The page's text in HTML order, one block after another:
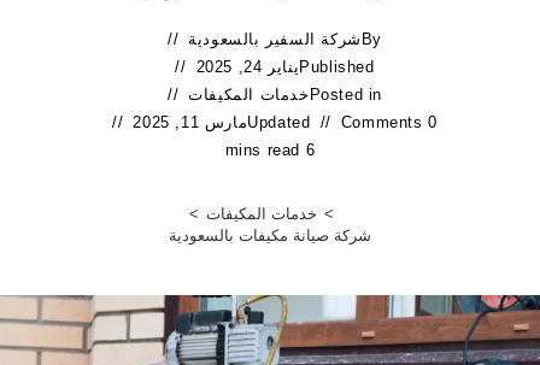
By شركة السفير بالسعودية
Published يناير 24, 2025
Posted in خدمات المكيفات
0 Comments
Updatedمارس 11, 2025
6 mins read
> خدمات المكيفات >
شركة صيانة مكيفات بالسعودية